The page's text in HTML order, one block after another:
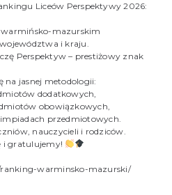
Liceów Perspektywy 2026:
warmińsko-mazurskim
i kraju.
Perspektyw – prestiżowy znak
na jasnej metodologii:
dodatkowych,
obowiązkowych,
przedmiotowych.
nauczycieli i rodziców.
i gratulujemy!
warminsko-mazurski/